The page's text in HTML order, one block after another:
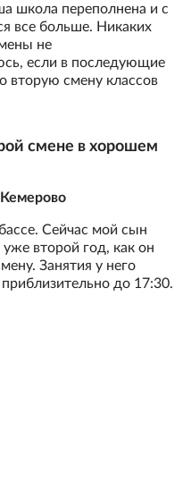
школа переполнена и с
все больше. Никаких
не
если в последующие
вторую смену классов
смене в хорошем
Сейчас мой сын
уже второй год, как он
Занятия у него
до 17:30.